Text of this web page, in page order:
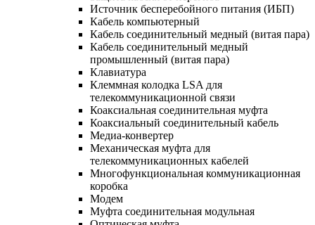
Источник бесперебойного питания (ИБП)
Кабель компьютерный
Кабель соединительный медный (витая пара)
Кабель соединительный медный
промышленный (витая пара)
Клавиатура
Клеммная колодка LSA для
телекоммуникационной связи
Коаксиальная соединительная муфта
Коаксиальный соединительный кабель
Медиа-конвертер
Механическая муфта для
телекоммуникационных кабелей
Многофункциональная коммуникационная
коробка
Модем
Муфта соединительная модульная